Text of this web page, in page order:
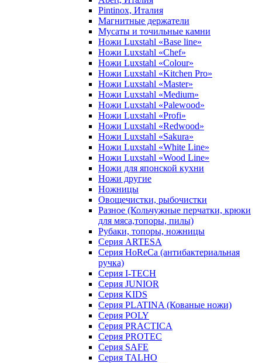
Pintinox, Италия
Магнитные держатели
Мусаты и точильные камни
Ножи Luxstahl «Base line»
Ножи Luxstahl «Chef»
Ножи Luxstahl «Colour»
Ножи Luxstahl «Kitchen Pro»
Ножи Luxstahl «Master»
Ножи Luxstahl «Medium»
Ножи Luxstahl «Palewood»
Ножи Luxstahl «Profi»
Ножи Luxstahl «Redwood»
Ножи Luxstahl «Sakura»
Ножи Luxstahl «White Line»
Ножи Luxstahl «Wood Line»
Ножи для японской кухни
Ножи другие
Ножницы
Овощечистки, рыбочистки
Разное (Кольчужные перчатки, крюки
для мяса,топоры, пилы)
Рубаки, топоры, ножницы
Серия ARTESA
Серия HoReCa (антибактериальная
ручка)
Серия I-TECH
Серия JUNIOR
Серия KIDS
Серия PLATINA (Кованые ножи)
Серия POLY
Серия PRACTICA
Серия PROTEC
Серия SAFE
Серия TALHO